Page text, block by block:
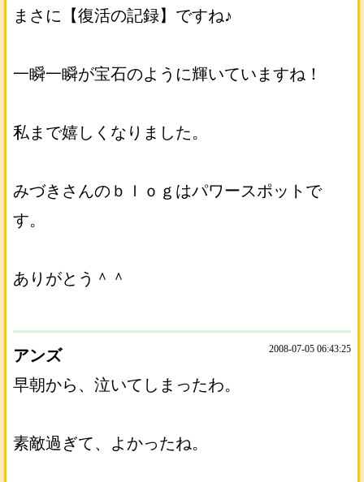
まさに【復活の記録】ですね♪
一瞬一瞬が宝石のように輝いていますね！
私まで嬉しくなりました。
みづきさんのｂｌｏｇはパワースポットで
す。
ありがとう＾＾
アンズ 2008-07-05 06:43:25
早朝から、泣いてしまったわ。
素敵過ぎて、よかったね。